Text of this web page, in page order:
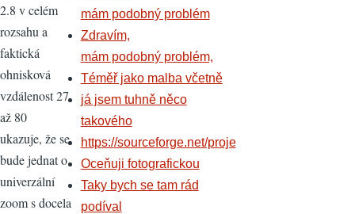
2.8 v celém
rozsahu a
faktická
ohnisková
vzdálenost 27
až 80
ukazuje, že se
bude jednat o
univerzální
zoom s docela
mám podobný problém
Zdravím,
mám podobný problém,
Téměř jako malba včetně
já jsem tuhně něco
takového
https://sourceforge.net/proje
Oceňuji fotografickou
Taky bych se tam rád
podíval